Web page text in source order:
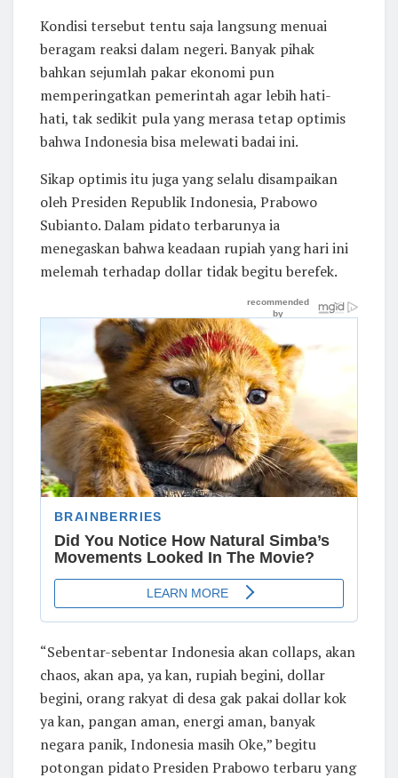
Kondisi tersebut tentu saja langsung menuai
beragam reaksi dalam negeri. Banyak pihak
bahkan sejumlah pakar ekonomi pun
memperingatkan pemerintah agar lebih hati-
hati, tak sedikit pula yang merasa tetap optimis
bahwa Indonesia bisa melewati badai ini.
Sikap optimis itu juga yang selalu disampaikan
oleh Presiden Republik Indonesia, Prabowo
Subianto. Dalam pidato terbarunya ia
menegaskan bahwa keadaan rupiah yang hari ini
melemah terhadap dollar tidak begitu berefek.
“Sebentar-sebentar Indonesia akan collaps, akan
chaos, akan apa, ya kan, rupiah begini, dollar
begini, orang rakyat di desa gak pakai dollar kok
ya kan, pangan aman, energi aman, banyak
negara panik, Indonesia masih Oke,” begitu
potongan pidato Presiden Prabowo terbaru yang